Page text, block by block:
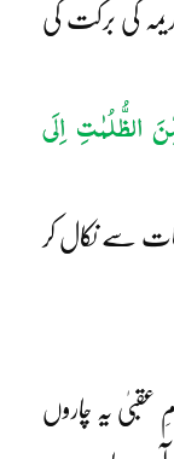
کی برکت کی
الظُّلُمٰتِ اِلَی
سے نکال کر
عقبیٰ یہ چاروں